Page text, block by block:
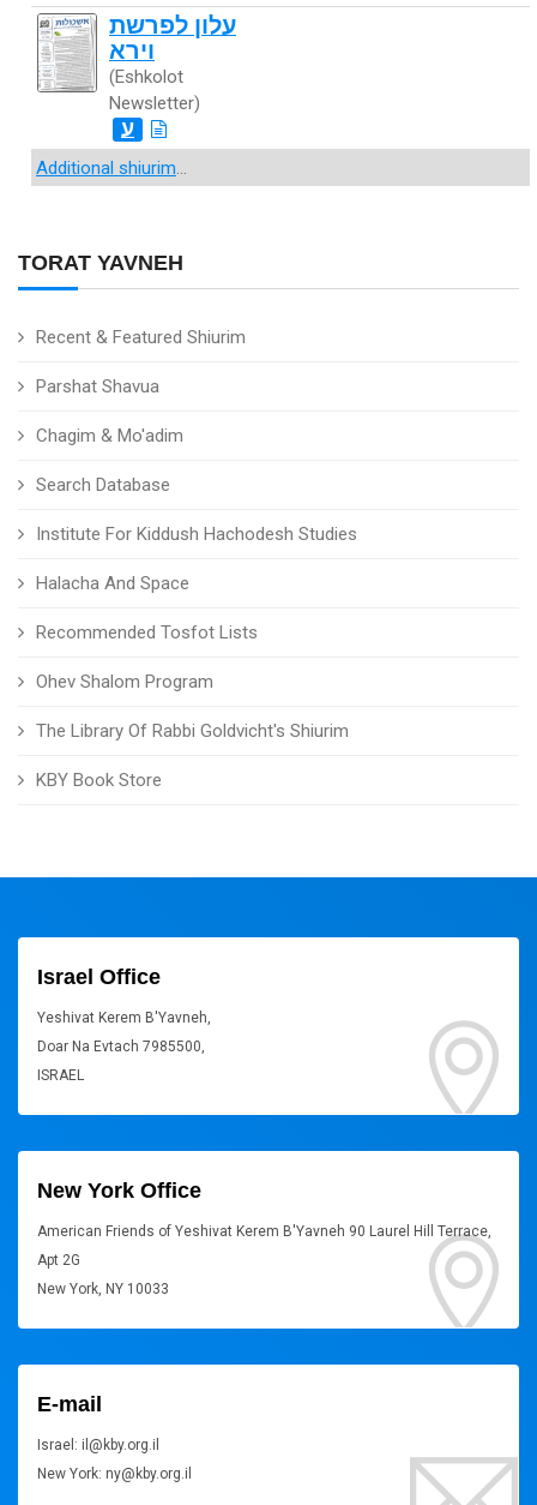
TORAT YAVNEH
Recent & Featured Shiurim
Parshat Shavua
Chagim & Mo'adim
Search Database
Institute For Kiddush Hachodesh Studies
Halacha And Space
Recommended Tosfot Lists
Ohev Shalom Program
The Library Of Rabbi Goldvicht's Shiurim
KBY Book Store
עלון לפרשת
וירא
(Eshkolot
Newsletter)
ע
Additional shiurim...
Israel Office
Yeshivat Kerem B'Yavneh,
Doar Na Evtach 7985500,
ISRAEL
New York Office
American Friends of Yeshivat Kerem B'Yavneh 90 Laurel Hill Terrace,
Apt 2G
New York, NY 10033
E-mail
Israel: il@kby.org.il
New York: ny@kby.org.il